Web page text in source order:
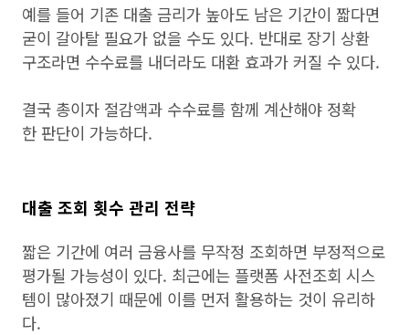
예를 들어 기존 대출 금리가 높아도 남은 기간이 짧다면
굳이 갈아탈 필요가 없을 수도 있다. 반대로 장기 상환
구조라면 수수료를 내더라도 대환 효과가 커질 수 있다.
결국 총이자 절감액과 수수료를 함께 계산해야 정확
한 판단이 가능하다.
대출 조회 횟수 관리 전략
짧은 기간에 여러 금융사를 무작정 조회하면 부정적으로
평가될 가능성이 있다. 최근에는 플랫폼 사전조회 시스
템이 많아졌기 때문에 이를 먼저 활용하는 것이 유리하
다.